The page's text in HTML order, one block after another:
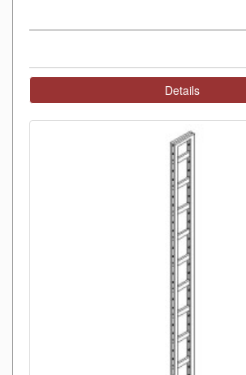
Details